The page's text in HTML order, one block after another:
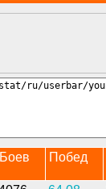
Боев Побед